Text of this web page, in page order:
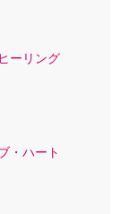
ーリング
・ハート